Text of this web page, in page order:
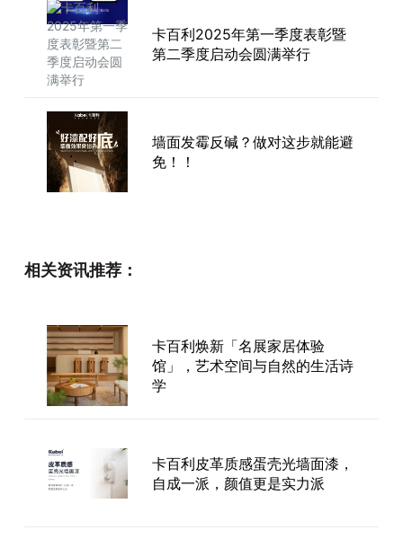
卡百利2025年第一季度表彰暨
第二季度启动会圆满举行
墙面发霉反碱？做对这步就能避
免！！
卡百利签约百度！2021深度布局
数字化新零售平台
想尝尝夏日水果味的艺术墙面
吗？
相关资讯推荐：
卡百利焕新「名展家居体验
馆」，艺术空间与自然的生活诗
学
卡百利皮革质感蛋壳光墙面漆，
自成一派，颜值更是实力派